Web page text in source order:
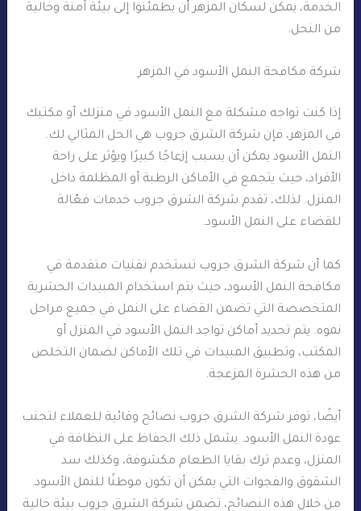
الخدمة، يمكن لسكان المزهر أن يطمئنوا إلى بيئة آمنة وخالية
من النحل.
شركة مكافحة النمل الأسود في المزهر
إذا كنت تواجه مشكلة مع النمل الأسود في منزلك أو مكتبك
في المزهر، فإن شركة الشرق جروب هي الحل المثالي لك.
النمل الأسود يمكن أن يسبب إزعاجًا كبيرًا ويؤثر على راحة
الأفراد، حيث يتجمع في الأماكن الرطبة أو المظلمة داخل
المنزل. لذلك، تقدم شركة الشرق جروب خدمات فعّالة
للقضاء على النمل الأسود.
كما أن شركة الشرق جروب تستخدم تقنيات متقدمة في
مكافحة النمل الأسود، حيث يتم استخدام المبيدات الحشرية
المتخصصة التي تضمن القضاء على النمل في جميع مراحل
نموه. يتم تحديد أماكن تواجد النمل الأسود في المنزل أو
المكتب، وتطبيق المبيدات في تلك الأماكن لضمان التخلص
من هذه الحشرة المزعجة.
أيضًا، توفر شركة الشرق جروب نصائح وقائية للعملاء لتجنب
عودة النمل الأسود. يشمل ذلك الحفاظ على النظافة في
المنزل، وعدم ترك بقايا الطعام مكشوفة، وكذلك سد
الشقوق والفجوات التي يمكن أن تكون موطنًا للنمل الأسود.
من خلال هذه النصائح، تضمن شركة الشرق جروب بيئة خالية